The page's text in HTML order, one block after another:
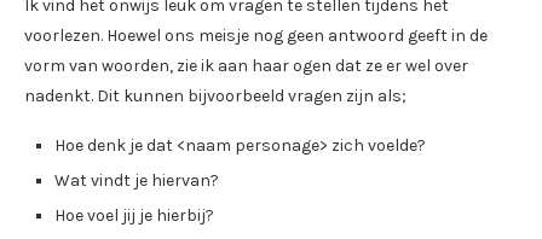
Ik vind het onwijs leuk om vragen te stellen tijdens het
voorlezen. Hoewel ons meisje nog geen antwoord geeft in de
vorm van woorden, zie ik aan haar ogen dat ze er wel over
nadenkt. Dit kunnen bijvoorbeeld vragen zijn als;
Hoe denk je dat <naam personage> zich voelde?
Wat vindt je hiervan?
Hoe voel jij je hierbij?